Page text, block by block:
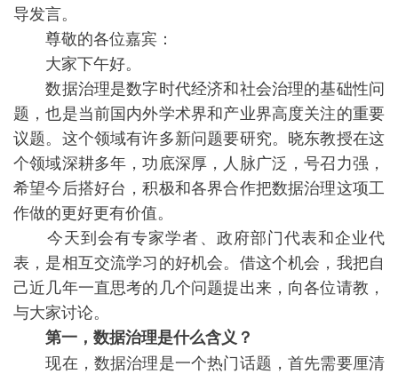
导发言。
尊敬的各位嘉宾：
大家下午好。
数据治理是数字时代经济和社会治理的基础性问
题，也是当前国内外学术界和产业界高度关注的重要
议题。这个领域有许多新问题要研究。晓东教授在这
个领域深耕多年，功底深厚，人脉广泛，号召力强，
希望今后搭好台，积极和各界合作把数据治理这项工
作做的更好更有价值。
今天到会有专家学者、政府部门代表和企业代
表，是相互交流学习的好机会。借这个机会，我把自
己近几年一直思考的几个问题提出来，向各位请教，
与大家讨论。
第一，数据治理是什么含义？
现在，数据治理是一个热门话题，首先需要厘清